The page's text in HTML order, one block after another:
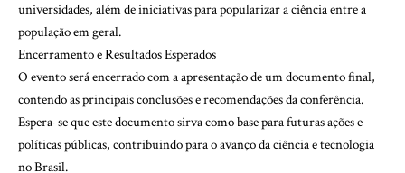
universidades, além de iniciativas para popularizar a ciência entre a
população em geral.
Encerramento e Resultados Esperados
O evento será encerrado com a apresentação de um documento final,
contendo as principais conclusões e recomendações da conferência.
Espera-se que este documento sirva como base para futuras ações e
políticas públicas, contribuindo para o avanço da ciência e tecnologia
no Brasil.